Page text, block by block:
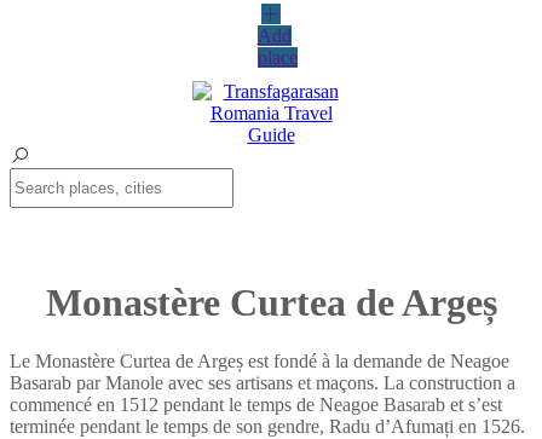
Add
place
Monastère Curtea de Argeș
Le Monastère Curtea de Argeș est fondé à la demande de Neagoe
Basarab par Manole avec ses artisans et maçons. La construction a
commencé en 1512 pendant le temps de Neagoe Basarab et s’est
terminée pendant le temps de son gendre, Radu d’Afumați en 1526.